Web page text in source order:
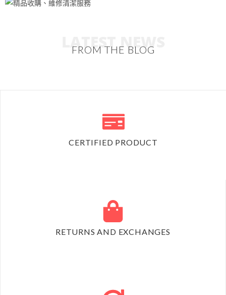
LATEST NEWS
FROM THE BLOG
CERTIFIED PRODUCT
RETURNS AND EXCHANGES